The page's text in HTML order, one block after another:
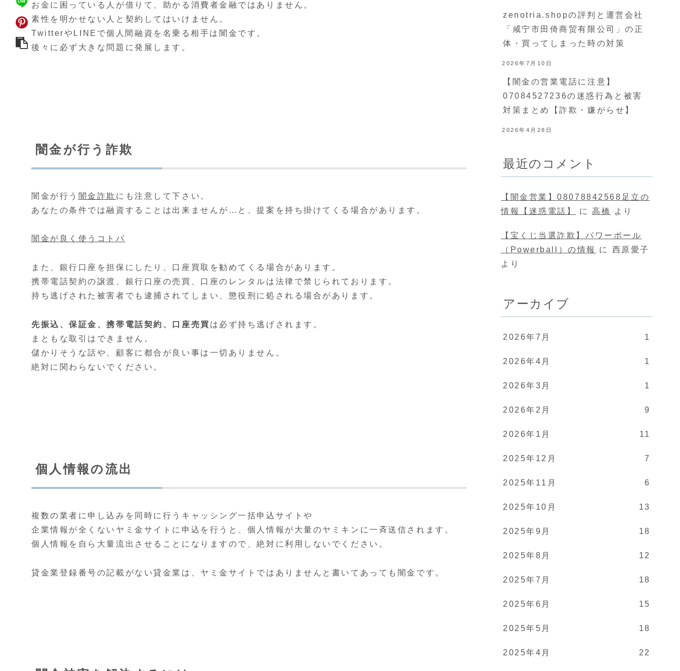
お金に困っている人が借りて、助かる消費者金融ではありません。
素性を明かせない人と契約してはいけません。
TwitterやLINEで個人間融資を名乗る相手は闇金です。
後々に必ず大きな問題に発展します。
闇金が行う詐欺
闇金が行う 闇金詐欺 にも注意して下さい。
あなたの条件では融資することは出来ませんが…と、提案を持ち掛けてくる場合があります。
闇金が良く使うコトバ
また、銀行口座を担保にしたり、口座買取を勧めてくる場合があります。
携帯電話契約の譲渡、銀行口座の売買、口座のレンタルは法律で禁じられております。
持ち逃げされた被害者でも逮捕されてしまい、懲役刑に処される場合があります。
先振込、保証金、携帯電話契約、口座売買 は必ず持ち逃げされます。
まともな取引はできません。
儲かりそうな話や、顧客に都合が良い事は一切ありません。
絶対に関わらないでください。
個人情報の流出
複数の業者に申し込みを同時に行うキャッシング一括申込サイトや
企業情報が全くないヤミ金サイトに申込を行うと、個人情報が大量のヤミキンに一斉送信されます。
個人情報を自ら大量流出させることになりますので、絶対に利用しないでください。
貸金業登録番号の記載がない貸金業は、ヤミ金サイトではありませんと書いてあっても闇金です。
zenotria.shopの評判と運営会社
「咸宁市田倚商贸有限公司」の正
体・買ってしまった時の対策
2026年7月10日
【闇金の営業電話に注意】
07084527236の迷惑行為と被害
対策まとめ【詐欺・嫌がらせ】
2026年4月28日
最近のコメント
【闇金営業】08078842568足立の
情報【迷惑電話】
に高橋 より
【宝くじ当選詐欺】パワーボール
（Powerball）の情報
に 西原愛子
より
アーカイブ
2026年7月 1
2026年4月 1
2026年3月 1
2026年2月 9
2026年1月 11
2025年12月 7
2025年11月 6
2025年10月 13
2025年9月 18
2025年8月 12
2025年7月 18
2025年6月 15
2025年5月 18
2025年4月 22